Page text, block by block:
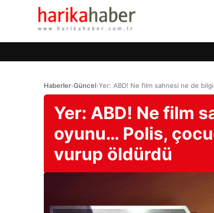
Haberler›Güncel›Yer: ABD! Ne film sahnesi ne de
Yer: ABD! Ne film
oyunu… Polis,
vurup öldürdü